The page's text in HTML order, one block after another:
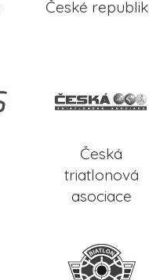
České
Česká
triatlonová
asociace